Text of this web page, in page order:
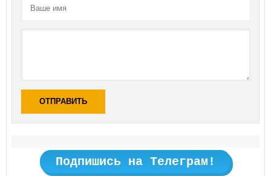
ОТПРАВИТЬ
Подпишись на Телеграм!